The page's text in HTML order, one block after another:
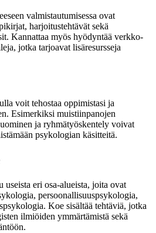
valmistautumisessa ovat
harjoitustehtävät sekä
Kannattaa myös hyödyntää verkko-
jotka tarjoavat lisäresursseja
voit tehostaa oppimistasi ja
Esimerkiksi muistiinpanojen
ja ryhmätyöskentely voivat
psykologian käsitteitä.
eri osa-alueista, joita ovat
persoonallisuuspsykologia,
Koe sisältää tehtäviä, jotka
ilmiöiden ymmärtämistä sekä